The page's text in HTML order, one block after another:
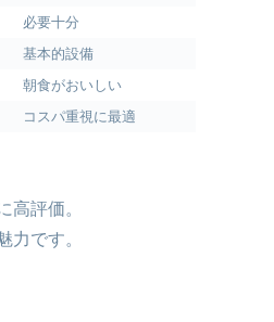
必要十分
基本的設備
朝食がおいしい
コスパ重視に最適
高評価。
力です。